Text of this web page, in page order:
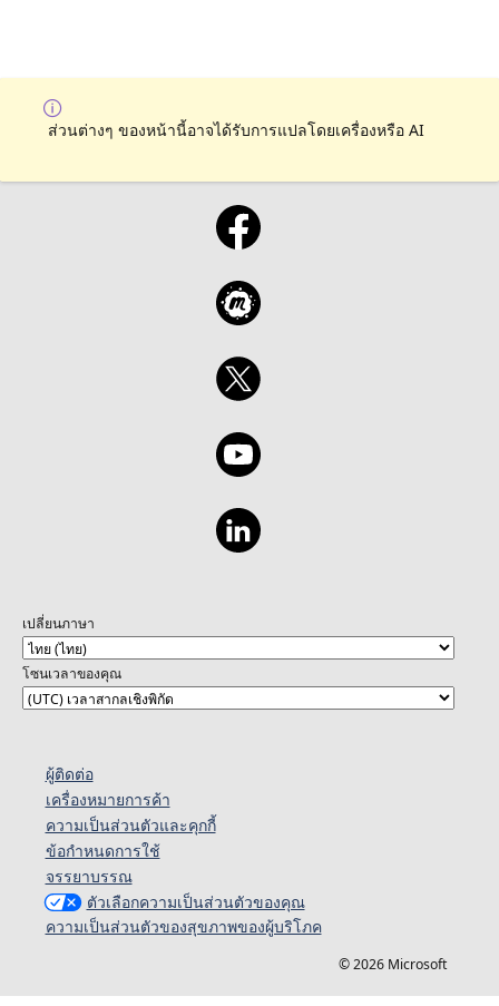
ส่วนต่างๆ ของหน้านี้อาจได้รับการแปลโดยเครื่องหรือ AI
เปลี่ยนภาษา
โซนเวลาของคุณ
ผู้ติดต่อ
เครื่องหมายการค้า
ความเป็นส่วนตัวและคุกกี้
ข้อกำหนดการใช้
จรรยาบรรณ
ตัวเลือกความเป็นส่วนตัวของคุณ
ความเป็นส่วนตัวของสุขภาพของผู้บริโภค
© 2026 Microsoft